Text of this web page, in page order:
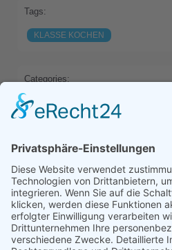
Tags:
KLASSE KOCHEN
Categories:
HALL OF FAME HOME
Previous
Comments